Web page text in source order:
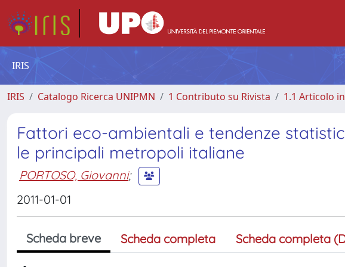
IRIS
IRIS Catalogo Ricerca UNIPMN 1 Contributo su Rivista 1.1 Articolo
Fattori eco-ambientali e tendenze
le principali metropoli italiane
PORTOSO, Giovanni;
2011-01-01
Scheda breve Scheda completa Scheda completa